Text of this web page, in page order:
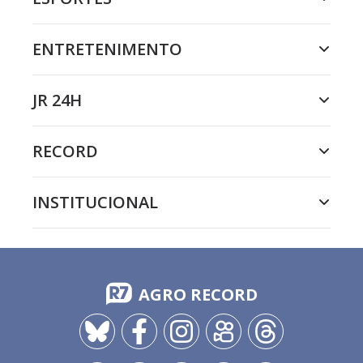
ENTRETENIMENTO
JR 24H
RECORD
INSTITUCIONAL
AGRO RECORD